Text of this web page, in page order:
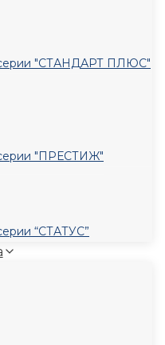
серии "СТАНДАРТ ПЛЮС"
"ПРЕСТИЖ"
“СТАТУС”